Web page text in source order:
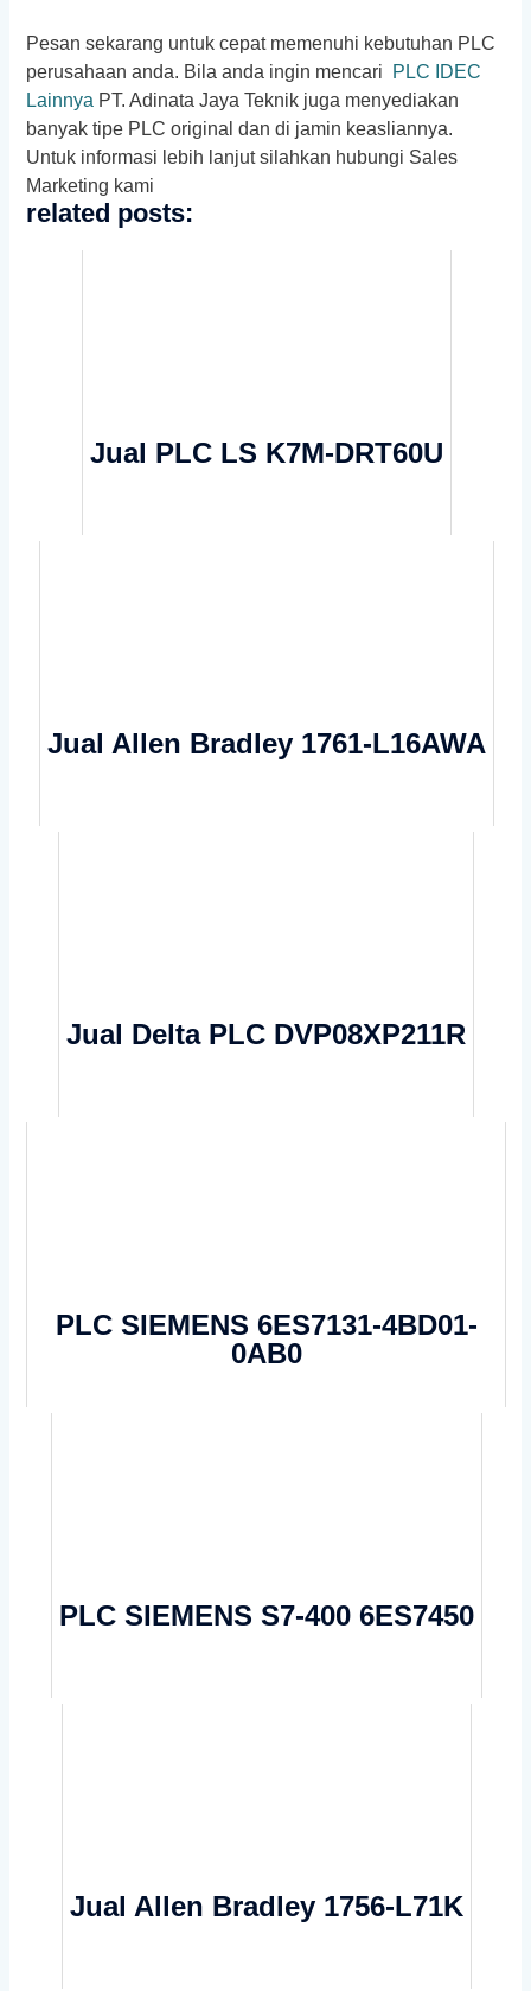
Pesan sekarang untuk cepat memenuhi kebutuhan PLC
perusahaan anda. Bila anda ingin mencari PLC IDEC
Lainnya PT. Adinata Jaya Teknik juga menyediakan
banyak tipe PLC original dan di jamin keasliannya.
Untuk informasi lebih lanjut silahkan hubungi Sales
Marketing kami
related posts:
Jual PLC LS K7M-DRT60U
Jual Allen Bradley 1761-L16AWA
Jual Delta PLC DVP08XP211R
PLC SIEMENS 6ES7131-4BD01-
0AB0
PLC SIEMENS S7-400 6ES7450
Jual Allen Bradley 1756-L71K